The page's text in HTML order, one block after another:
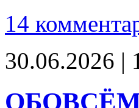
14
30.06.2026 |